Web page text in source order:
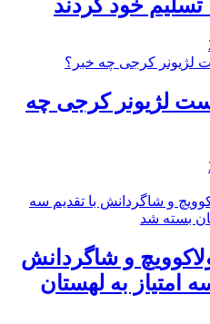
تسلیم خود کردند
لژیونر کرجی چه
و شاگردانش
امتیاز به لهستان